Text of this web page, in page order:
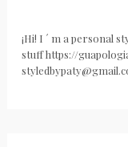
¡Hi! I ´ m a personal
stuff https://